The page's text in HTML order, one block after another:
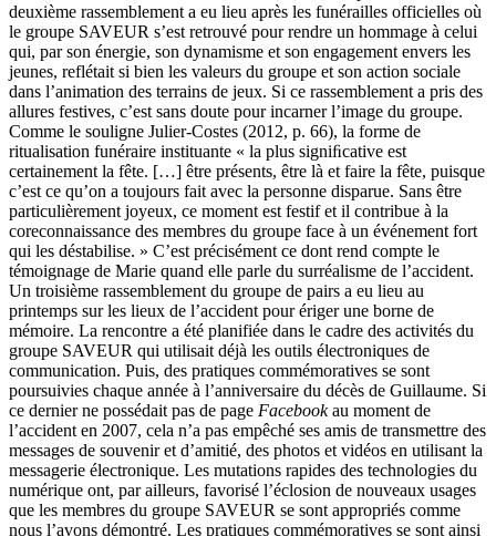
deuxième rassemblement a eu lieu après les funérailles officielles où
le groupe SAVEUR s’est retrouvé pour rendre un hommage à celui
qui, par son énergie, son dynamisme et son engagement envers les
jeunes, reflétait si bien les valeurs du groupe et son action sociale
dans l’animation des terrains de jeux. Si ce rassemblement a pris des
allures festives, c’est sans doute pour incarner l’image du groupe.
Comme le souligne Julier-Costes (2012, p. 66), la forme de
ritualisation funéraire instituante « la plus signiﬁcative est
certainement la fête. […] être présents, être là et faire la fête, puisque
c’est ce qu’on a toujours fait avec la personne disparue. Sans être
particulièrement joyeux, ce moment est festif et il contribue à la
coreconnaissance des membres du groupe face à un événement fort
qui les déstabilise. » C’est précisément ce dont rend compte le
témoignage de Marie quand elle parle du surréalisme de l’accident.
Un troisième rassemblement du groupe de pairs a eu lieu au
printemps sur les lieux de l’accident pour ériger une borne de
mémoire. La rencontre a été planifiée dans le cadre des activités du
groupe SAVEUR qui utilisait déjà les outils électroniques de
communication. Puis, des pratiques commémoratives se sont
poursuivies chaque année à l’anniversaire du décès de Guillaume. Si
ce dernier ne possédait pas de page Facebookau moment de
l’accident en 2007, cela n’a pas empêché ses amis de transmettre des
messages de souvenir et d’amitié, des photos et vidéos en utilisant la
messagerie électronique. Les mutations rapides des technologies du
numérique ont, par ailleurs, favorisé l’éclosion de nouveaux usages
que les membres du groupe SAVEUR se sont appropriés comme
nous l’avons démontré. Les pratiques commémoratives se sont ainsi